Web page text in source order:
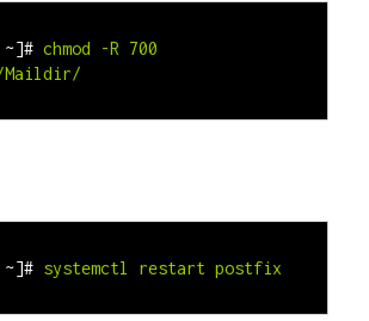
~]# chmod -R 700
~]# systemctl restart postfix